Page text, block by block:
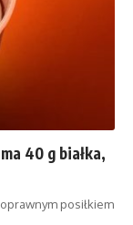
40 g białka,
posiłkiem